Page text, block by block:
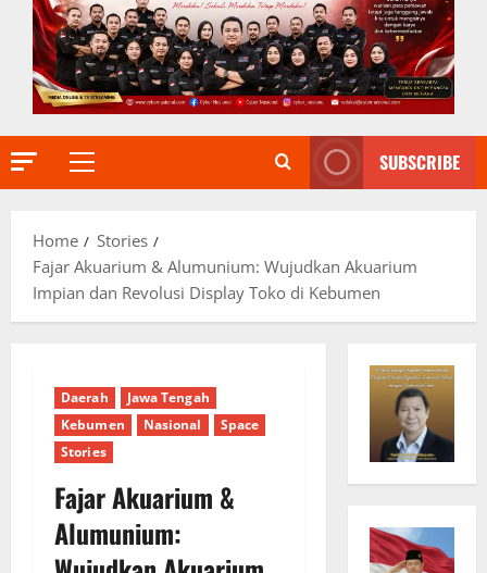
Primary
SUBSCRIBE
Home
Stories
Fajar Akuarium & Alumunium: Wujudkan Akuarium
Impian dan Revolusi Display Toko di Kebumen
Daerah
Jawa Tengah
Kebumen
Nasional
Space
Stories
Fajar Akuarium &
Alumunium: